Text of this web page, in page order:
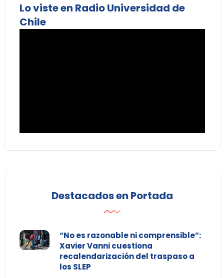
Lo viste en Radio Universidad de
Chile
Destacados en Portada
“No es razonable ni comprensible”:
Xavier Vanni cuestiona
recalendarización del traspaso a
los SLEP